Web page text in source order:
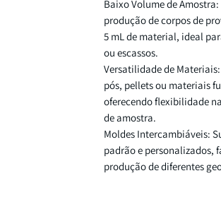
Baixo Volume de
produção de corpos de
5 mL de material, ideal
ou escassos.
Versatilidade de
pós, pellets ou materiais
oferecendo flexibilidade
de amostra.
Moldes Intercambiáveis:
padrão e personalizados,
produção de diferentes